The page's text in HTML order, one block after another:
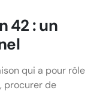
42 : un
qui a pour rôle
procurer de